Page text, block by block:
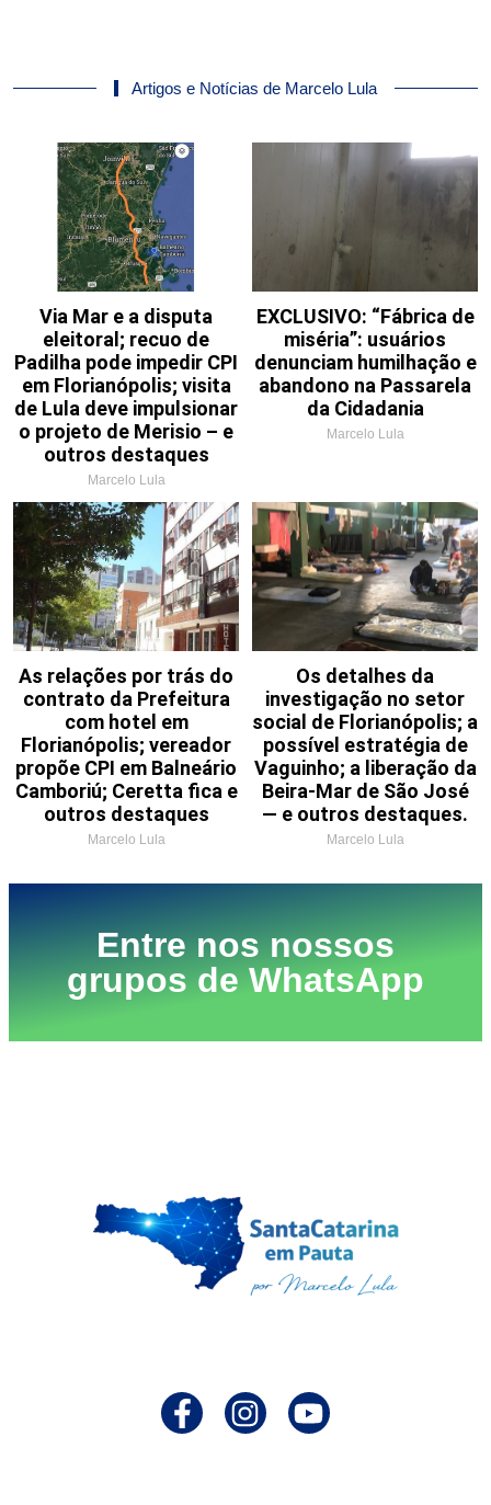
Artigos e Notícias de Marcelo Lula
Via Mar e a disputa
eleitoral; recuo de
Padilha pode impedir CPI
em Florianópolis; visita
de Lula deve impulsionar
o projeto de Merisio – e
outros destaques
Marcelo Lula
EXCLUSIVO: “Fábrica de
miséria”: usuários
denunciam humilhação e
abandono na Passarela
da Cidadania
Marcelo Lula
As relações por trás do
contrato da Prefeitura
com hotel em
Florianópolis; vereador
propõe CPI em Balneário
Camboriú; Ceretta fica e
outros destaques
Marcelo Lula
Os detalhes da
investigação no setor
social de Florianópolis; a
possível estratégia de
Vaguinho; a liberação da
Beira-Mar de São José
— e outros destaques.
Marcelo Lula
Entre nos nossos
grupos de WhatsApp